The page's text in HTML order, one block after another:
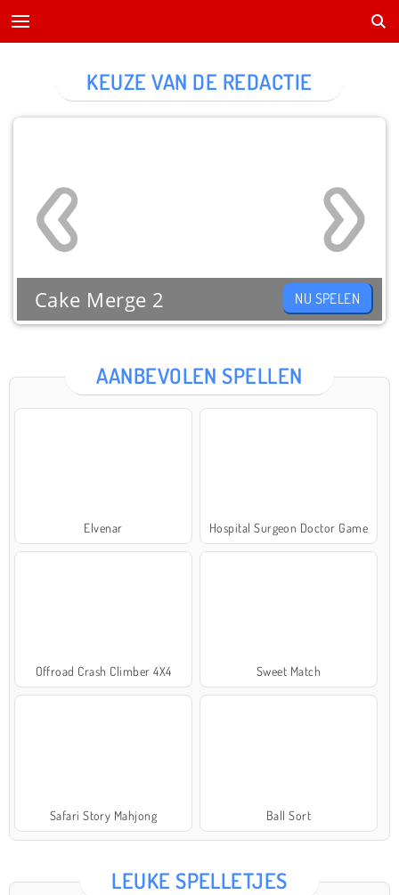
AANBEVOLEN SPELLEN
Elvenar Hospital Surgeon Doctor Game
Offroad Crash Climber 4X4 Sweet Match
Safari Story Mahjong Ball Sort
KEUZE VAN DE REDACTIE
Cake Merge 2 NU SPELEN
LEUKE SPELLETJES